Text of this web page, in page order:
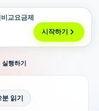
비교요금제
시작하기
행하기
분 읽기